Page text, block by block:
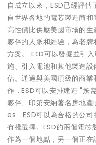
自成立以來，ESD已經評
自世界各地的電芯製造商
高性價比供應美國市場的
夥伴的人脈和經驗，為老
方案。 ESD可以發掘並引
施、引入電池和其他製造
估。通過與美國頂級的商
作，ESD可以安排建造 "按
夥伴、印第安納著名房地
es，ESD可以為合格的公
有權選擇。ESD的兩個電
作為一個地點，另一個正在